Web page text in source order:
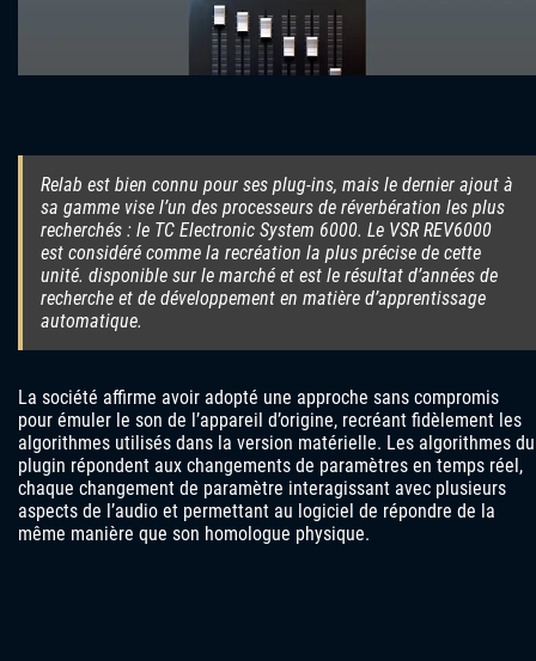
Relab est bien connu pour ses plug-ins, mais le dernier ajout à
sa gamme vise l’un des processeurs de réverbération les plus
recherchés : le TC Electronic System 6000. Le VSR REV6000
est considéré comme la recréation la plus précise de cette
unité. disponible sur le marché et est le résultat d’années de
recherche et de développement en matière d’apprentissage
automatique.
La société affirme avoir adopté une approche sans compromis
pour émuler le son de l’appareil d’origine, recréant fidèlement les
algorithmes utilisés dans la version matérielle. Les algorithmes du
plugin répondent aux changements de paramètres en temps réel,
chaque changement de paramètre interagissant avec plusieurs
aspects de l’audio et permettant au logiciel de répondre de la
même manière que son homologue physique.